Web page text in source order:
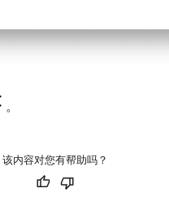
。
该内容对您有帮助吗？